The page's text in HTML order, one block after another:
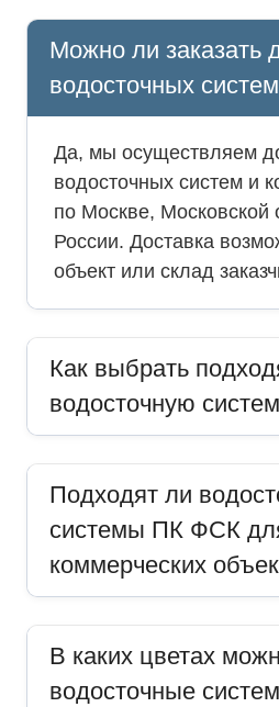
Можно ли заказать
водосточных
Да, мы осуществляем
водосточных систем и
по Москве, Московской
России. Доставка
объект или склад
Как выбрать
водосточную
Подходят ли
системы ПК ФСК
коммерческих
В каких цветах
водосточные